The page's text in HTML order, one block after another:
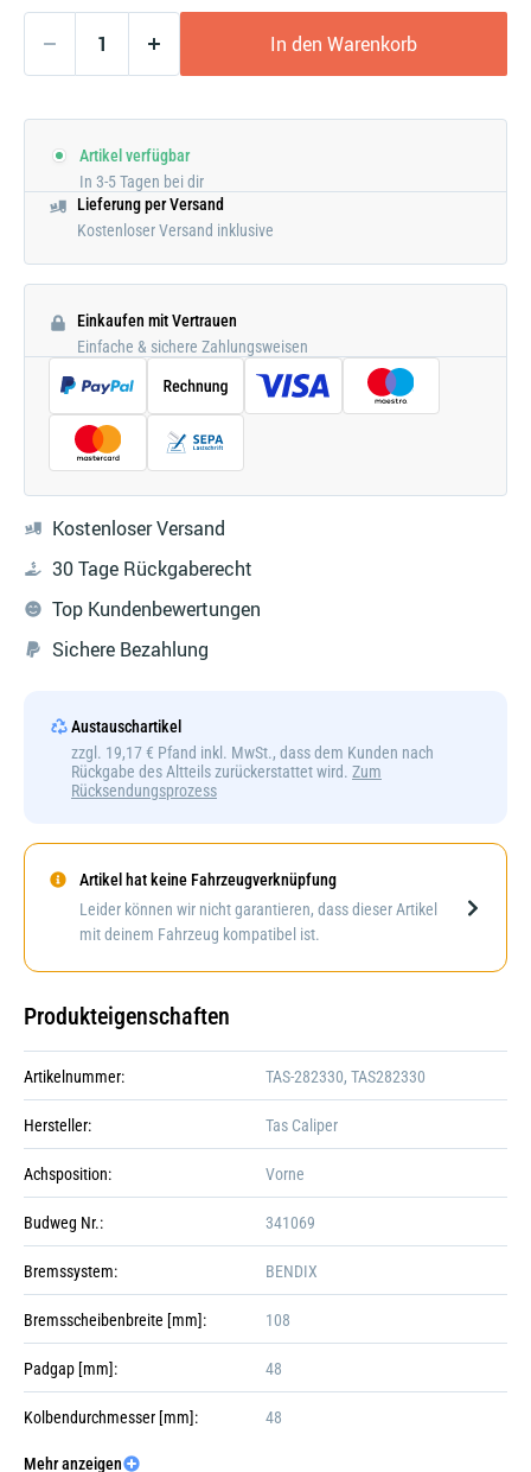
In den Warenkorb
Artikel verfügbar
In 3-5 Tagen bei dir
Lieferung per Versand
Kostenloser Versand inklusive
Einkaufen mit Vertrauen
Einfache & sichere Zahlungsweisen
Kostenloser Versand
30 Tage Rückgaberecht
Top Kundenbewertungen
Sichere Bezahlung
Austauschartikel
zzgl. 19,17 € Pfand inkl. MwSt., dass dem Kunden nach
Rückgabe des Altteils zurückerstattet wird. Zum
Rücksendungsprozess
Darstellung kann abweichen
Artikel hat keine Fahrzeugverknüpfung
Leider können wir nicht garantieren, dass dieser Artikel
mit deinem Fahrzeug kompatibel ist.
Produkteigenschaften
Artikelnummer: TAS-282330, TAS282330
Hersteller: Tas Caliper
Achsposition: Vorne
Budweg Nr.: 341069
Bremssystem: BENDIX
Bremsscheibenbreite [mm]: 108
Padgap [mm]: 48
Kolbendurchmesser [mm]: 48
Einbauposition:
Mehr anzeigen